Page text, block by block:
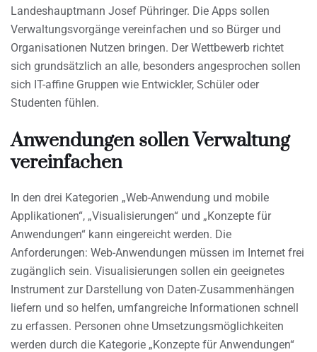
Landeshauptmann Josef Pühringer. Die Apps sollen
Verwaltungsvorgänge vereinfachen und so Bürger und
Organisationen Nutzen bringen. Der Wettbewerb richtet
sich grundsätzlich an alle, besonders angesprochen sollen
sich IT-affine Gruppen wie Entwickler, Schüler oder
Studenten fühlen.
Anwendungen sollen Verwaltung
vereinfachen
In den drei Kategorien „Web-Anwendung und mobile
Applikationen“, „Visualisierungen“ und „Konzepte für
Anwendungen“ kann eingereicht werden. Die
Anforderungen: Web-Anwendungen müssen im Internet frei
zugänglich sein. Visualisierungen sollen ein geeignetes
Instrument zur Darstellung von Daten-Zusammenhängen
liefern und so helfen, umfangreiche Informationen schnell
zu erfassen. Personen ohne Umsetzungsmöglichkeiten
werden durch die Kategorie „Konzepte für Anwendungen“